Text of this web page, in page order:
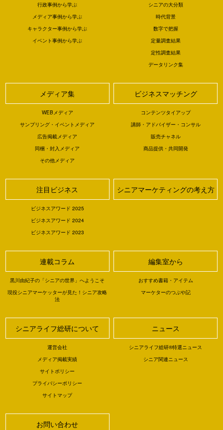
行政事例から学ぶ
メディア事例から学ぶ
キャラクター事例から学ぶ
イベント事例から学ぶ
シニアの大分類
時代背景
数字で把握
定量調査結果
定性調査結果
データリンク集
メディア集
WEBメディア
サンプリング・イベントメディア
広告掲載メディア
同梱・封入メディア
その他メディア
ビジネスマッチング
コンテンツタイアップ
講師・アドバイザー・コンサル
販売チャネル
商品提供・共同開発
注目ビジネス
ビジネスアワード 2025
ビジネスアワード 2024
ビジネスアワード 2023
シニアマーケティングの考え方
連載コラム
黒川由紀子の「シニアの世界」へようこそ
現役シニアマーケッターが見た！シニア攻略
法
編集室から
おすすめ書籍・アイテム
マーケターのつぶや記
シニアライフ総研について
運営会社
メディア掲載実績
サイトポリシー
プライバシーポリシー
サイトマップ
ニュース
シニアライフ総研®特選ニュース
シニア関連ニュース
お問い合わせ